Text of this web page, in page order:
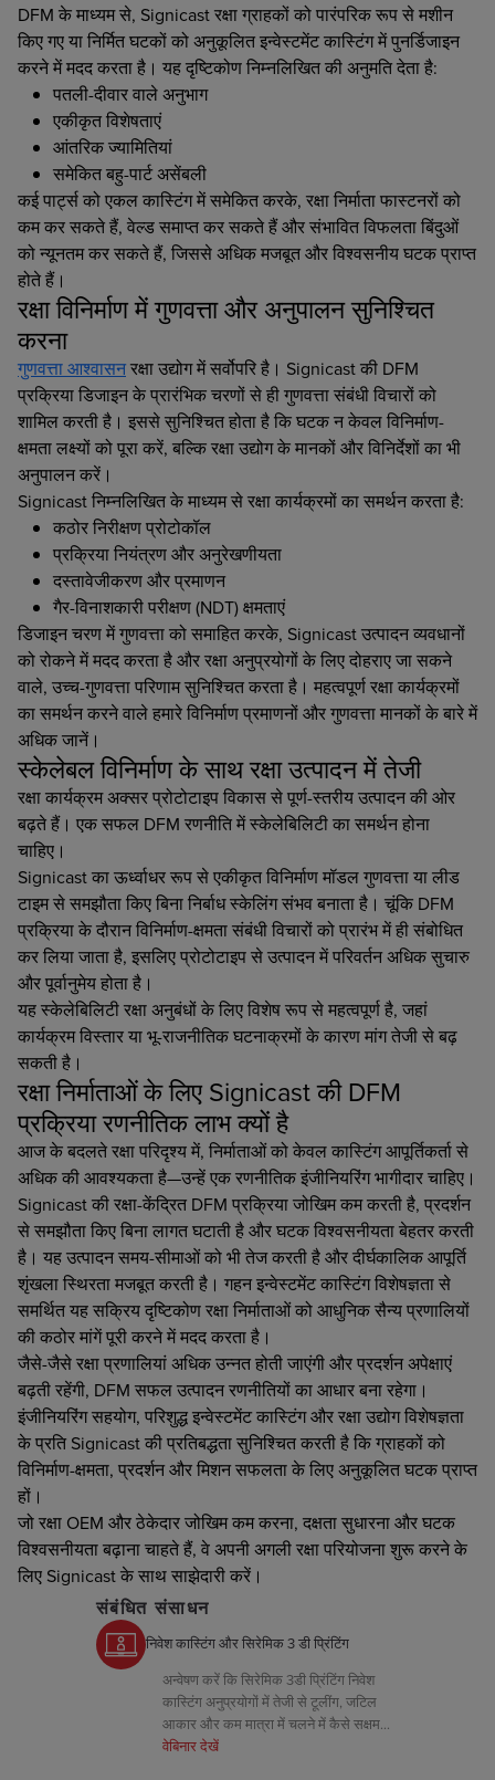
DFM के माध्यम से, Signicast रक्षा ग्राहकों को पारंपरिक रूप से मशीन
किए गए या निर्मित घटकों को अनुकूलित इन्वेस्टमेंट कास्टिंग में पुनर्डिजाइन
करने में मदद करता है। यह दृष्टिकोण निम्नलिखित की अनुमति देता है:
पतली-दीवार वाले अनुभाग
एकीकृत विशेषताएं
आंतरिक ज्यामितियां
समेकित बहु-पार्ट असेंबली
कई पार्ट्स को एकल कास्टिंग में समेकित करके, रक्षा निर्माता फास्टनरों को
कम कर सकते हैं, वेल्ड समाप्त कर सकते हैं और संभावित विफलता बिंदुओं
को न्यूनतम कर सकते हैं, जिससे अधिक मजबूत और विश्वसनीय घटक प्राप्त
होते हैं।
रक्षा विनिर्माण में गुणवत्ता और अनुपालन सुनिश्चित
करना
गुणवत्ता आश्वासनरक्षा उद्योग में सर्वोपरि है। Signicast की DFM
प्रक्रिया डिजाइन के प्रारंभिक चरणों से ही गुणवत्ता संबंधी विचारों को
शामिल करती है। इससे सुनिश्चित होता है कि घटक न केवल विनिर्माण-
क्षमता लक्ष्यों को पूरा करें, बल्कि रक्षा उद्योग के मानकों और विनिर्देशों का भी
अनुपालन करें।
Signicast निम्नलिखित के माध्यम से रक्षा कार्यक्रमों का समर्थन करता है:
कठोर निरीक्षण प्रोटोकॉल
प्रक्रिया नियंत्रण और अनुरेखणीयता
दस्तावेजीकरण और प्रमाणन
गैर-विनाशकारी परीक्षण (NDT) क्षमताएं
डिजाइन चरण में गुणवत्ता को समाहित करके, Signicast उत्पादन व्यवधानों
को रोकने में मदद करता है और रक्षा अनुप्रयोगों के लिए दोहराए जा सकने
वाले, उच्च-गुणवत्ता परिणाम सुनिश्चित करता है। महत्वपूर्ण रक्षा कार्यक्रमों
का समर्थन करने वाले हमारे विनिर्माण प्रमाणनों और गुणवत्ता मानकों के बारे में
अधिक जानें।
स्केलेबल विनिर्माण के साथ रक्षा उत्पादन में तेजी
रक्षा कार्यक्रम अक्सर प्रोटोटाइप विकास से पूर्ण-स्तरीय उत्पादन की ओर
बढ़ते हैं। एक सफल DFM रणनीति में स्केलेबिलिटी का समर्थन होना
चाहिए।
Signicast का ऊर्ध्वाधर रूप से एकीकृत विनिर्माण मॉडल गुणवत्ता या लीड
टाइम से समझौता किए बिना निर्बाध स्केलिंग संभव बनाता है। चूंकि DFM
प्रक्रिया के दौरान विनिर्माण-क्षमता संबंधी विचारों को प्रारंभ में ही संबोधित
कर लिया जाता है, इसलिए प्रोटोटाइप से उत्पादन में परिवर्तन अधिक सुचारु
और पूर्वानुमेय होता है।
यह स्केलेबिलिटी रक्षा अनुबंधों के लिए विशेष रूप से महत्वपूर्ण है, जहां
कार्यक्रम विस्तार या भू-राजनीतिक घटनाक्रमों के कारण मांग तेजी से बढ़
सकती है।
रक्षा निर्माताओं के लिए Signicast की DFM
प्रक्रिया रणनीतिक लाभ क्यों है
आज के बदलते रक्षा परिदृश्य में, निर्माताओं को केवल कास्टिंग आपूर्तिकर्ता से
अधिक की आवश्यकता है—उन्हें एक रणनीतिक इंजीनियरिंग भागीदार चाहिए।
Signicast की रक्षा-केंद्रित DFM प्रक्रिया जोखिम कम करती है, प्रदर्शन
से समझौता किए बिना लागत घटाती है और घटक विश्वसनीयता बेहतर करती
है। यह उत्पादन समय-सीमाओं को भी तेज करती है और दीर्घकालिक आपूर्ति
शृंखला स्थिरता मजबूत करती है। गहन इन्वेस्टमेंट कास्टिंग विशेषज्ञता से
समर्थित यह सक्रिय दृष्टिकोण रक्षा निर्माताओं को आधुनिक सैन्य प्रणालियों
की कठोर मांगें पूरी करने में मदद करता है।
जैसे-जैसे रक्षा प्रणालियां अधिक उन्नत होती जाएंगी और प्रदर्शन अपेक्षाएं
बढ़ती रहेंगी, DFM सफल उत्पादन रणनीतियों का आधार बना रहेगा।
इंजीनियरिंग सहयोग, परिशुद्ध इन्वेस्टमेंट कास्टिंग और रक्षा उद्योग विशेषज्ञता
के प्रति Signicast की प्रतिबद्धता सुनिश्चित करती है कि ग्राहकों को
विनिर्माण-क्षमता, प्रदर्शन और मिशन सफलता के लिए अनुकूलित घटक प्राप्त
हों।
जो रक्षा OEM और ठेकेदार जोखिम कम करना, दक्षता सुधारना और घटक
विश्वसनीयता बढ़ाना चाहते हैं, वे अपनी अगली रक्षा परियोजना शुरू करने के
लिए Signicast के साथ साझेदारी करें।
संबंधित संसाधन
निवेश कास्टिंग और सिरेमिक 3 डी प्रिंटिंग
अन्वेषण करें कि सिरेमिक 3डी प्रिंटिंग निवेश
कास्टिंग अनुप्रयोगों में तेजी से टूलींग, जटिल
आकार और कम मात्रा में चलने में कैसे सक्षम
बनाती है।
वेबिनार देखें